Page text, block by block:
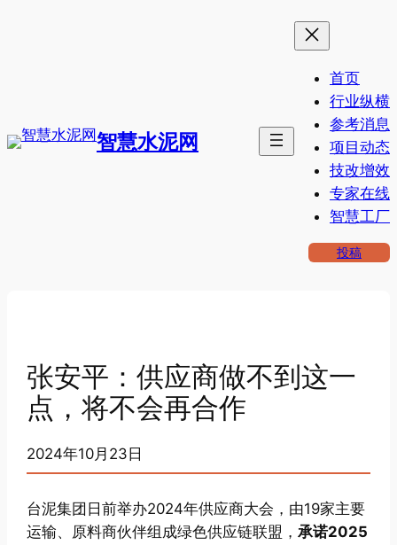
智慧水泥网
首页
行业纵横
参考消息
项目动态
技改增效
专家在线
智慧工厂
投稿
张安平：供应商做不到这一
点，将不会再合作
2024年10月23日
台泥集团日前举办2024年供应商大会，由19家主要
运输、原料商伙伴组成绿色供应链联盟，承诺2025